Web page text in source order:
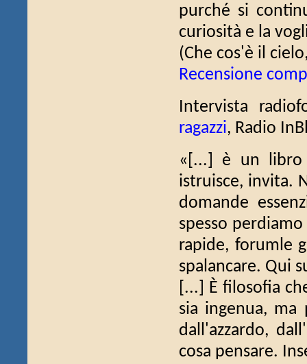
purché si
curiosità e la
(Che cos'è il
Recensione
Intervista
ragazzi, Radio
«[...] è un libro
istruisce, invita.
domande
spesso
rapide, forumle
spalancare. Qui
[...] È filosofia
sia ingenua, ma
dall'azzardo,
cosa pensare.